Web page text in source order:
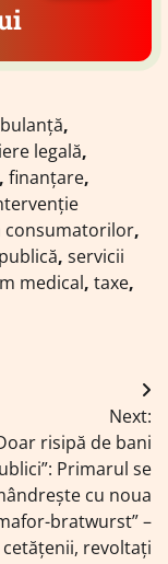
,
legală,
, finanțare,
consumatorilor,
, servicii
medical, taxe,
Next:
risipă de bani
Primarul se
cu noua
bratwurst” –
cetățenii, revoltați